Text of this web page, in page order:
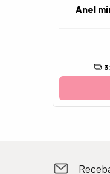
Anel
3